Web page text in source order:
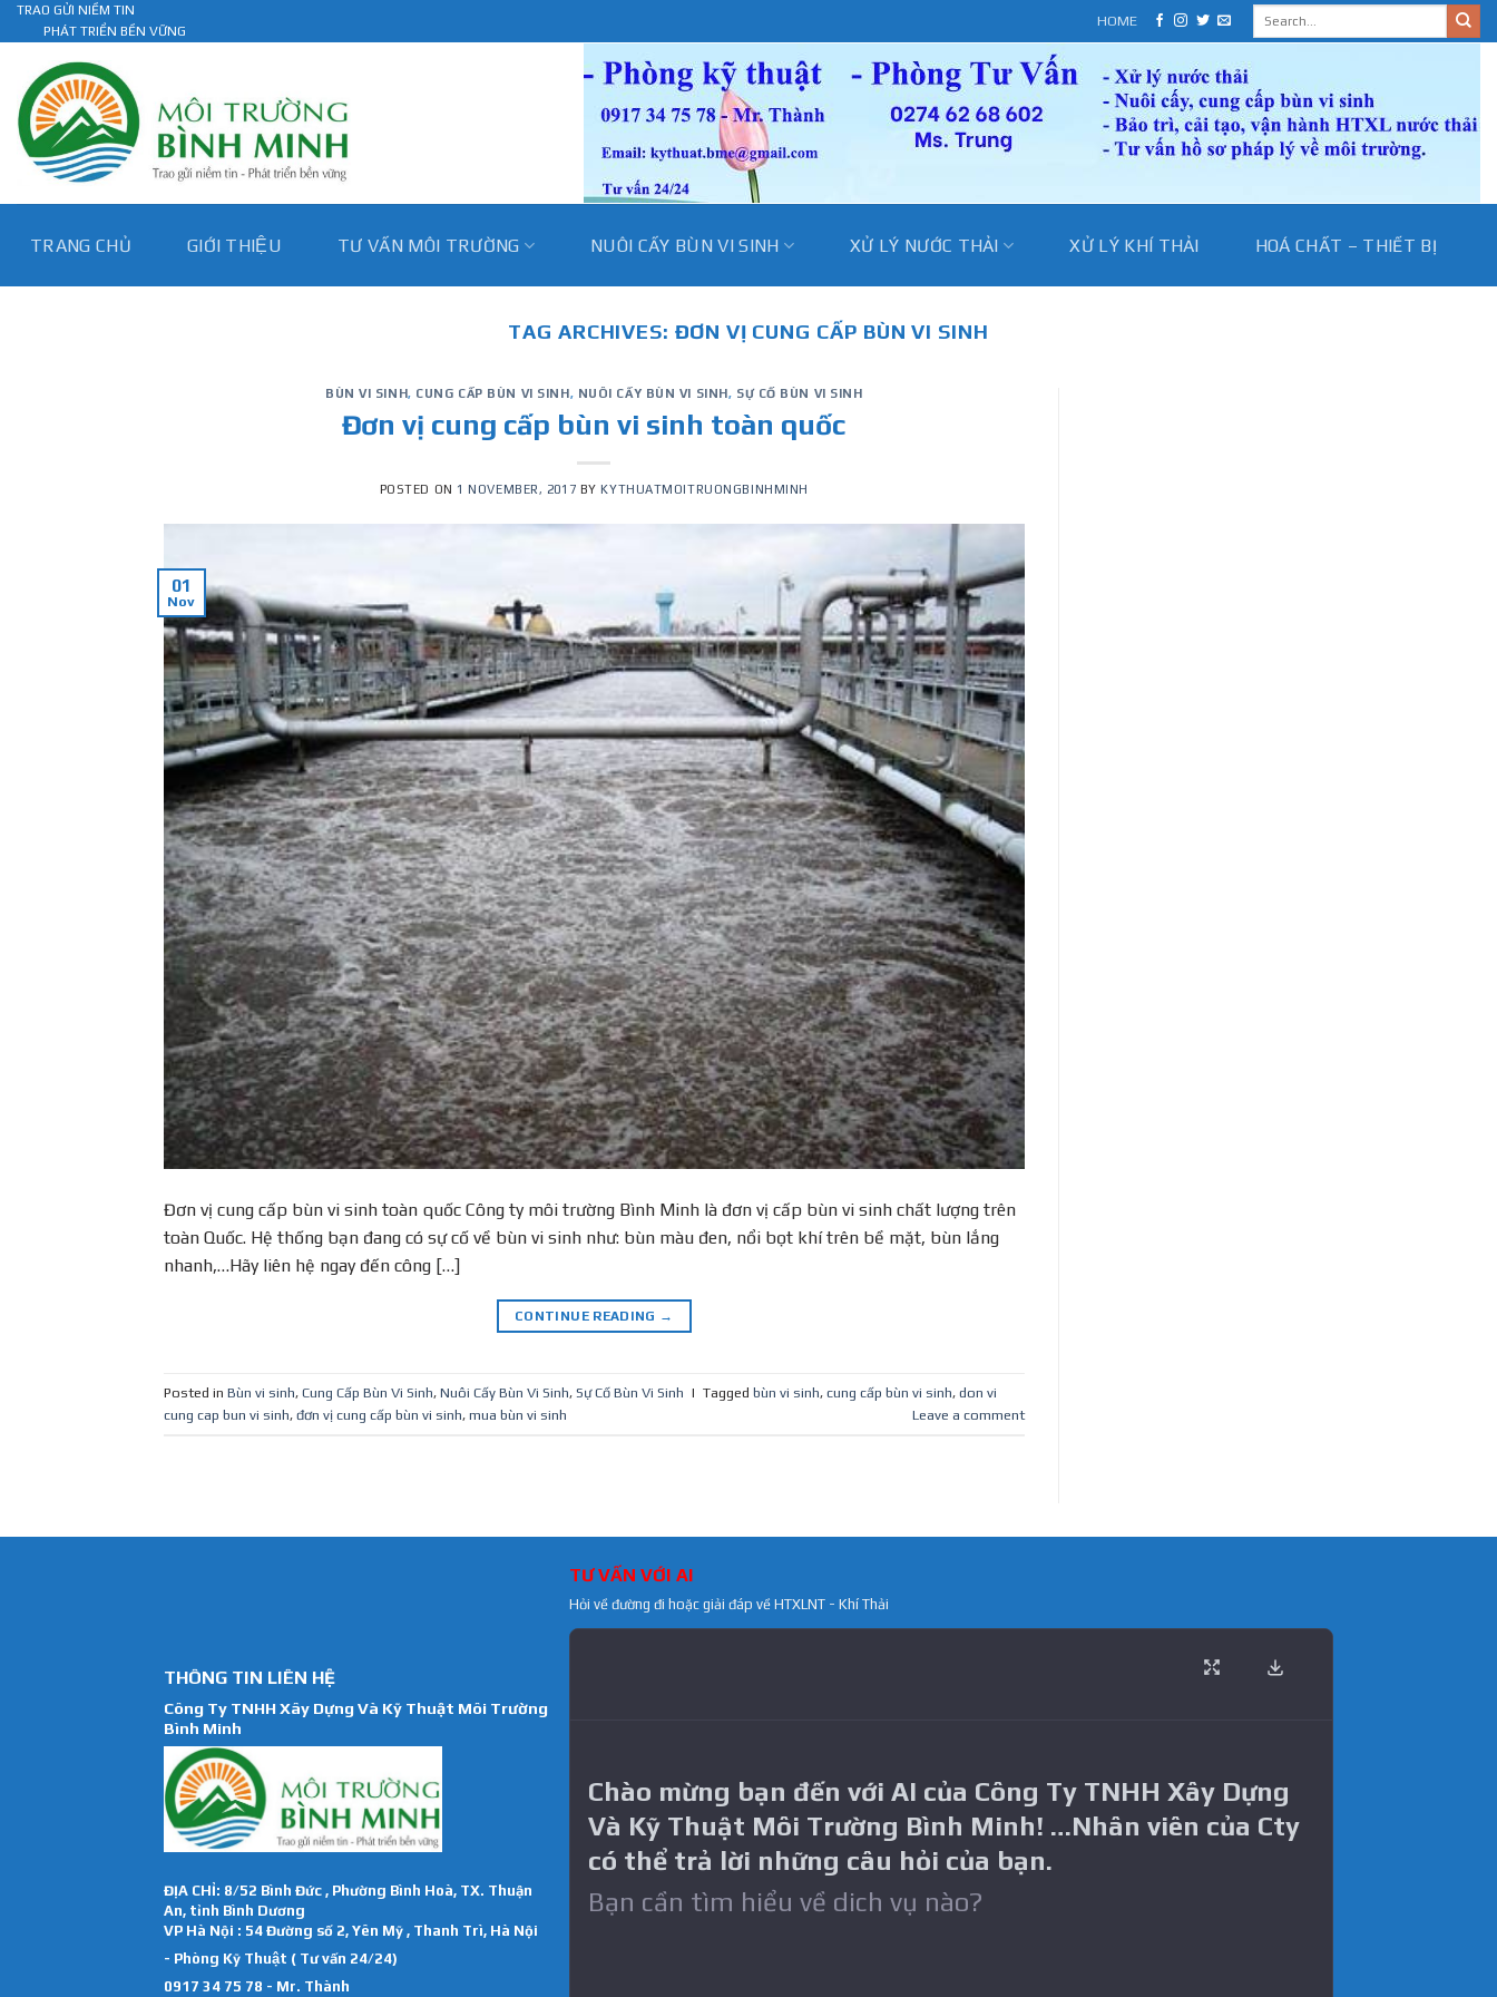
Skip
to
content
TRAO GỬI NIỀM TIN
PHÁT TRIỂN BỀN VỮNG
HOME
TRANG CHỦ GIỚI THIỆU TƯ VẤN MÔI TRƯỜNG NUÔI CẤY BÙN VI SINH XỬ LÝ NƯỚC THẢI XỬ LÝ KHÍ THẢI HOÁ CHẤT – THIẾT BỊ
TAG ARCHIVES:ĐƠN VỊ CUNG CẤP BÙN VI SINH
BÙN VI SINH, CUNG CẤP BÙN VI SINH, NUÔI CẤY BÙN VI SINH, SỰ CỐ BÙN VI SINH
Đơn vị cung cấp bùn vi sinh toàn quốc
POSTED ON 1 NOVEMBER, 2017 BY KYTHUATMOITRUONGBINHMINH
01
Nov
Đơn vị cung cấp bùn vi sinh toàn quốc Công ty môi trường Bình Minh là đơn vị cấp bùn vi sinh chất lượng trên
toàn Quốc. Hệ thống bạn đang có sự cố về bùn vi sinh như: bùn màu đen, nổi bọt khí trên bề mặt, bùn lắng
nhanh,…Hãy liên hệ ngay đến công […]
CONTINUE READING →
Posted in Bùn vi sinh, Cung Cấp Bùn Vi Sinh, Nuôi Cấy Bùn Vi Sinh, Sự Cố Bùn Vi Sinh | Tagged bùn vi sinh, cung cấp bùn vi sinh, don vi
cung cap bun vi sinh, đơn vị cung cấp bùn vi sinh, mua bùn vi sinh Leave a comment
THÔNG TIN LIÊN HỆ
Công Ty TNHH Xây Dựng Và Kỹ Thuật Môi Trường
Bình Minh
ĐỊA CHỈ: 8/52 Bình Đức , Phường Bình Hoà, TX. Thuận
An, tỉnh Bình Dương
VP Hà Nội : 54 Đường số 2, Yên Mỹ , Thanh Trì, Hà Nội
- Phòng Kỹ Thuật ( Tư vấn 24/24)
0917 34 75 78 - Mr. Thành
TƯ VẤN VỚI AI
Hỏi về đường đi hoặc giải đáp về HTXLNT - Khí Thải
Chào mừng bạn đến với AI của Công Ty TNHH Xây Dựng
Và Kỹ Thuật Môi Trường Bình Minh! …Nhân viên của Cty
có thể trả lời những câu hỏi của bạn.
Bạn cần tìm hiểu về dich vụ nào?